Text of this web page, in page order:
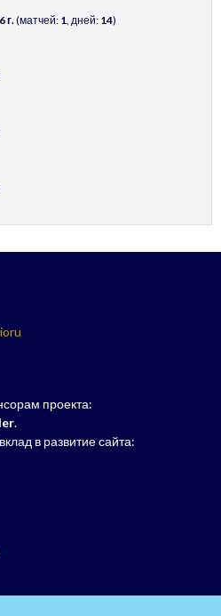
г. (матчей: 1 , дней: 14)
проекта:
.
в развитие сайта: